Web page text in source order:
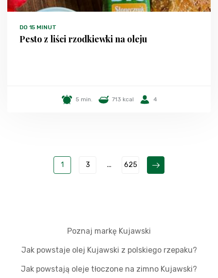
DO 15 MINUT
Pesto z liści rzodkiewki na oleju
5 min. 713 kcal 4
1 3 ... 625
Poznaj markę Kujawski
Jak powstaje olej Kujawski z polskiego rzepaku?
Jak powstają oleje tłoczone na zimno Kujawski?